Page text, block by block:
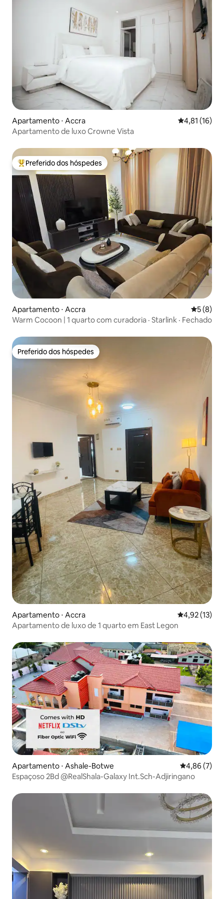
Apartamento ⋅ Accra 4,81 de uma
4,81 (16)
Apartamento de luxo Crowne Vista
Entre os melhores preferidos dos hóspedes
Preferido dos hóspedes
Apartamento ⋅ Accra 5 de
5 (8)
Warm Cocoon | 1 quarto com curadoria · Starlink · Fechado
Preferido dos hóspedes
Preferido dos hóspedes
Apartamento ⋅ Accra 4,92 de uma
4,92 (13)
Apartamento de luxo de 1 quarto em East Legon
Apartamento ⋅ Ashale-Botwe 4,86 de uma
4,86 (7)
Espaçoso 2Bd @RealShala-Galaxy Int.Sch-Adjiringano